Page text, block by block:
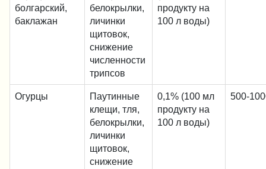
болгарский,
баклажан
белокрылки,
личинки
щитовок,
снижение
численности
трипсов
продукту на
100 л воды)
Огурцы
Паутинные
клещи, тля,
белокрылки,
личинки
щитовок,
снижение
0,1% (100 мл
продукту на
100 л воды)
500-